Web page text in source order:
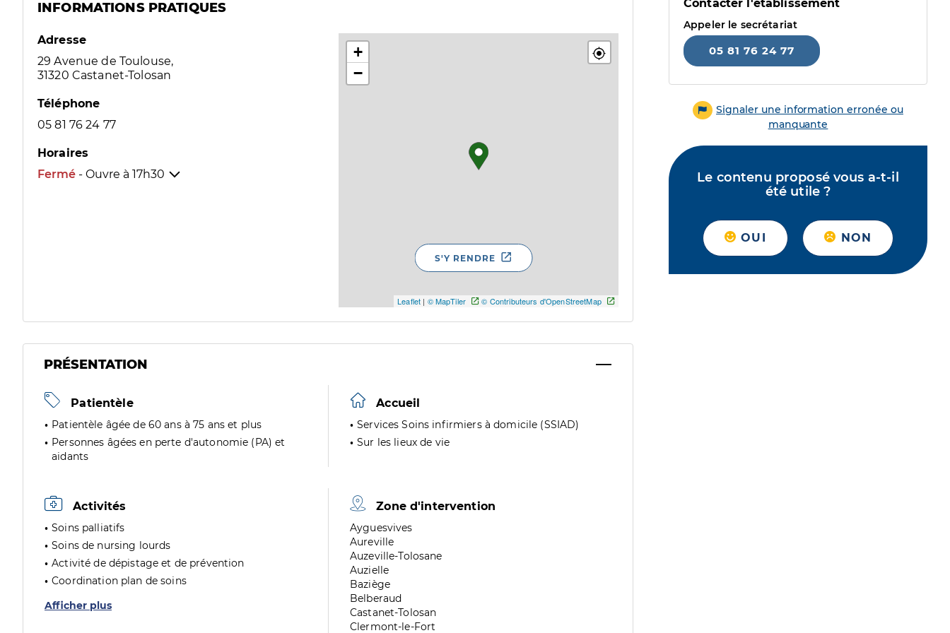
INFORMATIONS PRATIQUES
Adresse
29 Avenue de Toulouse,
31320 Castanet-Tolosan
Téléphone
05 81 76 24 77
Horaires
Fermé - Ouvre à 17h30
+
−
Leaflet | © MapTiler © Contributeurs d'OpenStreetMap
S'Y RENDRE
PRÉSENTATION
Patientèle
Patientèle âgée de 60 ans à 75 ans et plus
Personnes âgées en perte d'autonomie (PA) et
aidants
Accueil
Services Soins infirmiers à domicile (SSIAD)
Sur les lieux de vie
Activités
Soins palliatifs
Soins de nursing lourds
Activité de dépistage et de prévention
Coordination plan de soins
Afficher plus
Zone d'intervention
Zone
de
division
Ayguesvives
Zone
de
division
Aureville
Zone
de
division
Auzeville-Tolosane
Zone
de
division
Auzielle
Zone
de
division
Baziège
Zone
de
division
Belberaud
Zone
de
Castanet-Tolosan
Zone
Clermont-le-Fort
Contacter l'établissement
Appeler le secrétariat
05 81 76 24 77
Signaler une information erronée ou
manquante
Le contenu proposé vous a-t-il
été utile ?
OUI NON